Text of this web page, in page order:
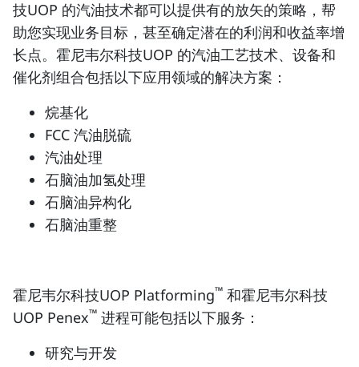
技UOP 的汽油技术都可以提供有的放矢的策略，帮
助您实现业务目标，甚至确定潜在的利润和收益率增
长点。霍尼韦尔科技UOP 的汽油工艺技术、设备和
催化剂组合包括以下应用领域的解决方案：
烷基化
FCC 汽油脱硫
汽油处理
石脑油加氢处理
石脑油异构化
石脑油重整
霍尼韦尔科技UOP Platforming™ 和霍尼韦尔科技
UOP Penex™ 进程可能包括以下服务：
研究与开发